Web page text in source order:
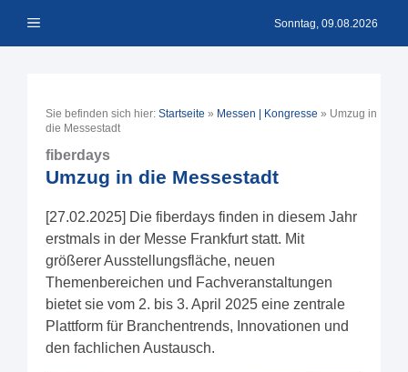
Inhalt Menü Sonntag, 09.08.2026
Sie befinden sich hier: Startseite » Messen | Kongresse » Umzug in
die Messestadt
fiberdays
Umzug in die Messestadt
[27.02.2025] Die fiberdays finden in diesem Jahr
erstmals in der Messe Frankfurt statt. Mit
größerer Ausstellungsfläche, neuen
Themenbereichen und Fachveranstaltungen
bietet sie vom 2. bis 3. April 2025 eine zentrale
Plattform für Branchentrends, Innovationen und
den fachlichen Austausch.